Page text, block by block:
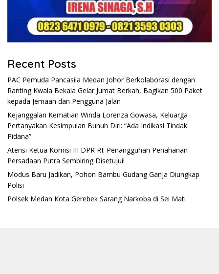
Recent Posts
PAC Pemuda Pancasila Medan Johor Berkolaborasi dengan
Ranting Kwala Bekala Gelar Jumat Berkah, Bagikan 500 Paket
kepada Jemaah dan Pengguna Jalan
Kejanggalan Kematian Winda Lorenza Gowasa, Keluarga
Pertanyakan Kesimpulan Bunuh Diri: “Ada Indikasi Tindak
Pidana”
Atensi Ketua Komisi III DPR RI: Penangguhan Penahanan
Persadaan Putra Sembiring Disetujui!
Modus Baru Jadikan, Pohon Bambu Gudang Ganja Diungkap
Polisi
Polsek Medan Kota Gerebek Sarang Narkoba di Sei Mati